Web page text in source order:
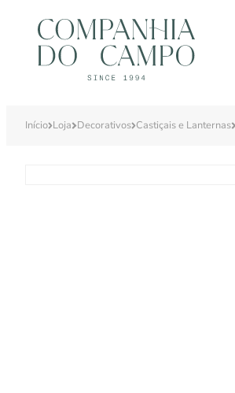
Início Loja Decorativos Castiçais e Lanternas